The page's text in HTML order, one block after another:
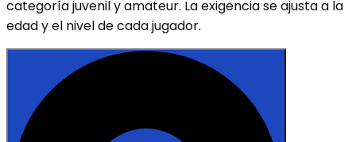
categoría juvenil y amateur. La exigencia se ajusta a la
edad y el nivel de cada jugador.